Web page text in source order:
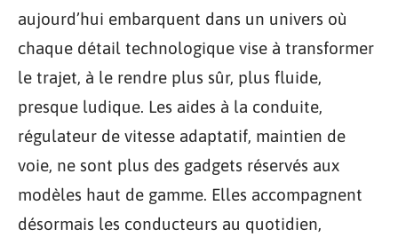
aujourd’hui embarquent dans un univers où
chaque détail technologique vise à transformer
le trajet, à le rendre plus sûr, plus fluide,
presque ludique. Les aides à la conduite,
régulateur de vitesse adaptatif, maintien de
voie, ne sont plus des gadgets réservés aux
modèles haut de gamme. Elles accompagnent
désormais les conducteurs au quotidien,